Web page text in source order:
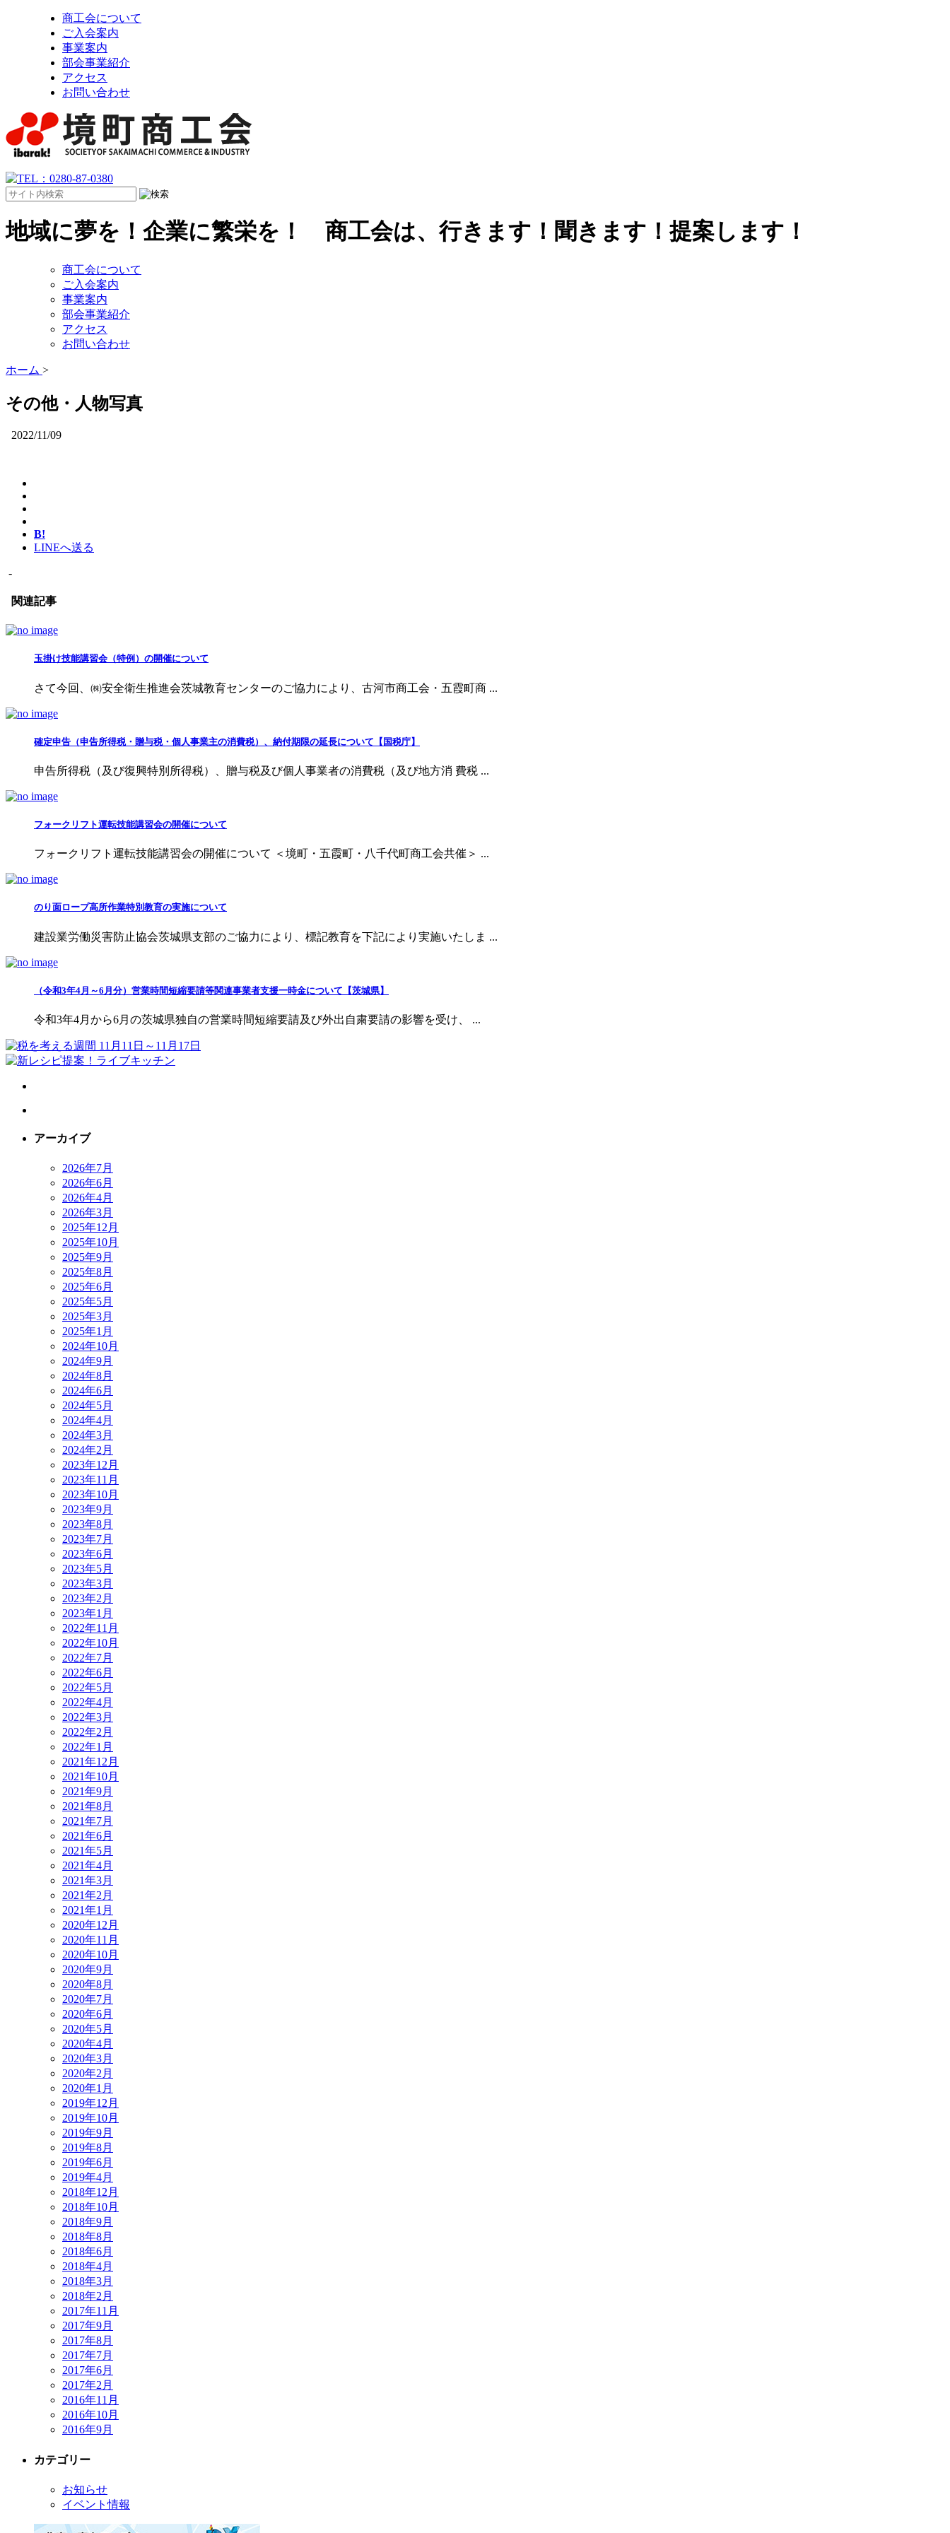
商工会について
ご入会案内
事業案内
部会事業紹介
アクセス
お問い合わせ
地域に夢を！企業に繁栄を！ 商工会は、行きます！聞きます！提案します！
商工会について
ご入会案内
事業案内
部会事業紹介
アクセス
お問い合わせ
ホーム >
その他・人物写真
2022/11/09
B!
LINEへ送る
-
関連記事
玉掛け技能講習会（特例）の開催について
さて今回、㈱安全衛生推進会茨城教育センターのご協力により、古河市商工会・五霞町商 ...
確定申告（申告所得税・贈与税・個人事業主の消費税）、納付期限の延長について【国税庁】
申告所得税（及び復興特別所得税）、贈与税及び個人事業者の消費税（及び地方消 費税 ...
フォークリフト運転技能講習会の開催について
フォークリフト運転技能講習会の開催について ＜境町・五霞町・八千代町商工会共催＞ ...
のり面ロープ高所作業特別教育の実施について
建設業労働災害防止協会茨城県支部のご協力により、標記教育を下記により実施いたしま ...
（令和3年4月～6月分）営業時間短縮要請等関連事業者支援一時金について【茨城県】
令和3年4月から6月の茨城県独自の営業時間短縮要請及び外出自粛要請の影響を受け、 ...
アーカイブ
2026年7月
2026年6月
2026年4月
2026年3月
2025年12月
2025年10月
2025年9月
2025年8月
2025年6月
2025年5月
2025年3月
2025年1月
2024年10月
2024年9月
2024年8月
2024年6月
2024年5月
2024年4月
2024年3月
2024年2月
2023年12月
2023年11月
2023年10月
2023年9月
2023年8月
2023年7月
2023年6月
2023年5月
2023年3月
2023年2月
2023年1月
2022年11月
2022年10月
2022年7月
2022年6月
2022年5月
2022年4月
2022年3月
2022年2月
2022年1月
2021年12月
2021年10月
2021年9月
2021年8月
2021年7月
2021年6月
2021年5月
2021年4月
2021年3月
2021年2月
2021年1月
2020年12月
2020年11月
2020年10月
2020年9月
2020年8月
2020年7月
2020年6月
2020年5月
2020年4月
2020年3月
2020年2月
2020年1月
2019年12月
2019年10月
2019年9月
2019年8月
2019年6月
2019年4月
2018年12月
2018年10月
2018年9月
2018年8月
2018年6月
2018年4月
2018年3月
2018年2月
2017年11月
2017年9月
2017年8月
2017年7月
2017年6月
2017年2月
2016年11月
2016年10月
2016年9月
カテゴリー
お知らせ
イベント情報